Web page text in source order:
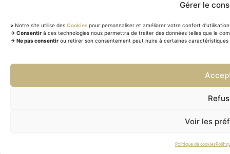
Gérer le
> Notre site utilise des Cookies pour personnaliser et améliorer votre confort d'utilisation
→ Consentir à ces technologies nous permettra de traiter des données telles que le
→ Ne pas consentir ou retirer son consentement peut nuire à certaines
Voir les
Politique de cookies